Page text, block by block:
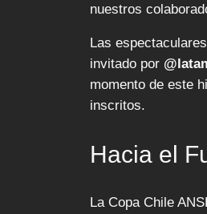
nuestros
Las
invitado por
momento de este
inscritos.
Hacia el
La Copa Chile